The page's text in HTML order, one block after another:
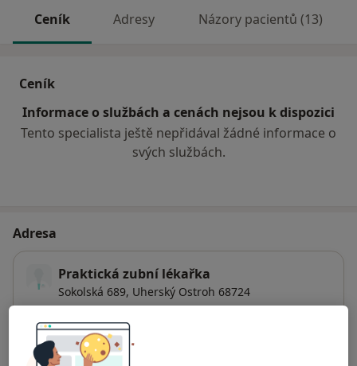
Ceník Adresy Názory pacientů (13)
Ceník
Informace o službách a cenách nejsou k dispozici
Tento specialista ještě nepřidával žádné informace o
svých službách.
Adresa
Praktická zubní lékařka
Sokolská 689, Uherský Ostroh 68724